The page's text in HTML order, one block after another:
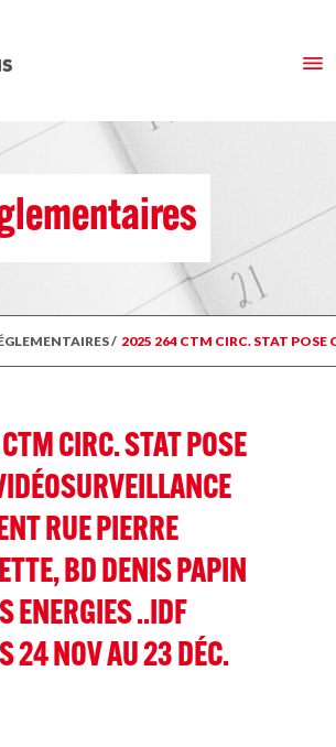
/ 2025 264 CTM CIRC. STAT POSE
CIRC. STAT POSE
RUE PIERRE
BD DENIS PAPIN
ENERGIES ..IDF
24 NOV AU 23 DÉC.